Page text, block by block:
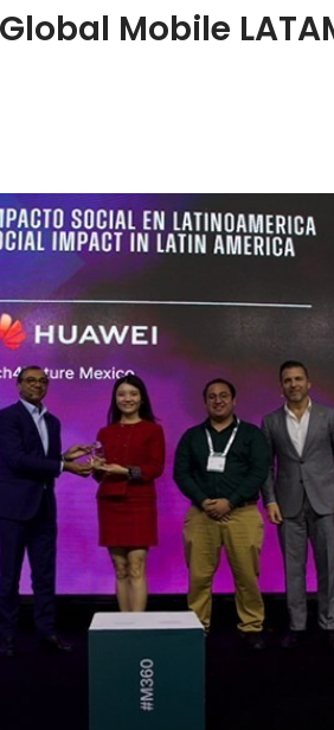
Mobile